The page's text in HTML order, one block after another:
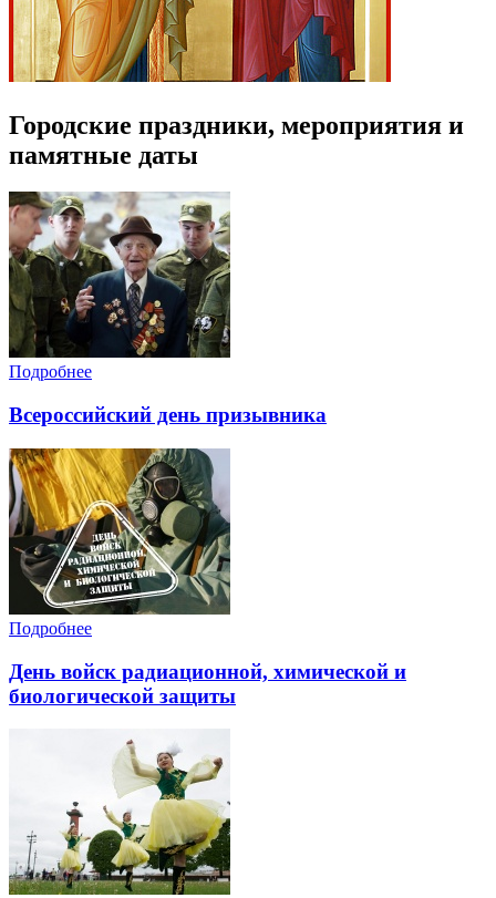
Городские праздники, мероприятия и
памятные даты
Подробнее
Всероссийский день призывника
Подробнее
День войск радиационной, химической и
биологической защиты